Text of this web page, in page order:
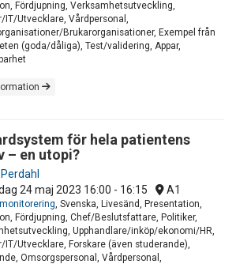
Fördjupning, Verksamhetsutveckling,
IT/Utvecklare, Vårdpersonal,
Brukarorganisationer, Exempel från
(goda/dåliga), Test/validering, Appar,
för hela patientens
– en utopi?
24 maj 2023 16:00 - 16:15 A1
, Svenska, Livesänd, Presentation,
Fördjupning, Chef/Beslutsfattare, Politiker,
Upphandlare/inköp/ekonomi/HR,
IT/Utvecklare, Forskare (även studerande),
Omsorgspersonal, Vårdpersonal,